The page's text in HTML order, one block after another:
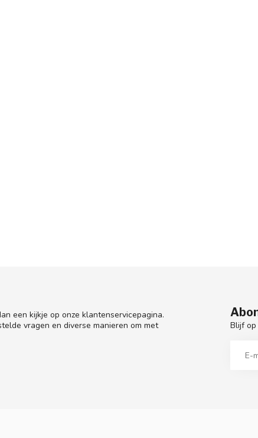
een kijkje op onze klantenservicepagina.
vragen en diverse manieren om met
Blijf